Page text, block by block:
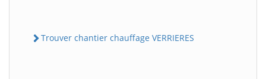
Trouver chantier chauffage VERRIERES